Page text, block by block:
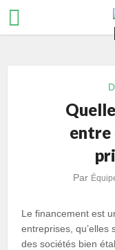
entre
Par
Le financement est
entreprises, qu’elles
des sociétés bien